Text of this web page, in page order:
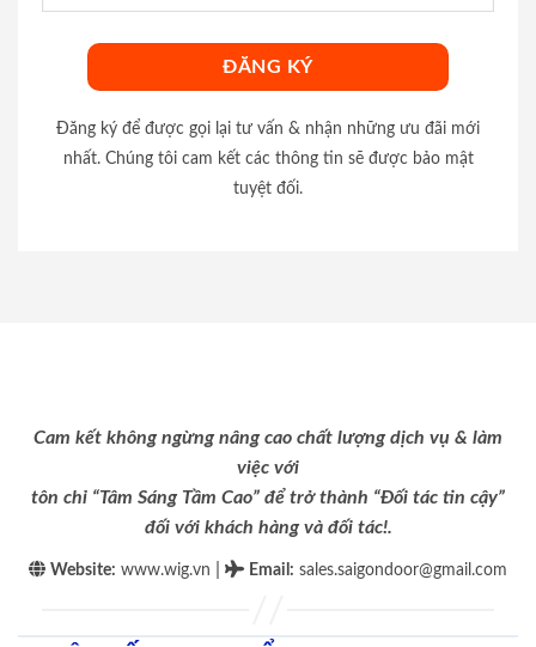
Đăng ký để được gọi lại tư vấn & nhận những ưu đãi mới
nhất. Chúng tôi cam kết các thông tin sẽ được bảo mật
tuyệt đối.
Cam kết không ngừng nâng cao chất lượng dịch vụ & làm
việc với
tôn chỉ “Tâm Sáng Tầm Cao” để trở thành “Đối tác tin cậy”
đối với khách hàng và đối tác!.
Website: www.wig.vn Email : sales.saigondoor@gmail.com